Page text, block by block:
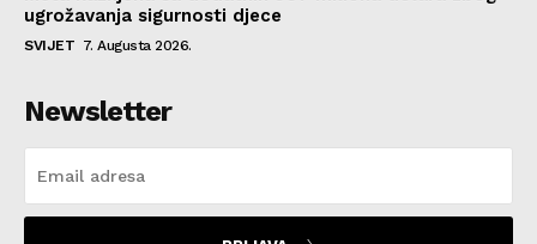
ugrožavanja sigurnosti djece
SVIJET 7. Augusta 2026.
Newsletter